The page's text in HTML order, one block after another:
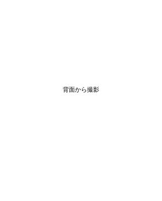
背面から撮影